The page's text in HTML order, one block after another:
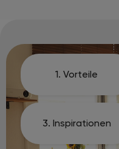
1. Vorteile
3. Inspirationen